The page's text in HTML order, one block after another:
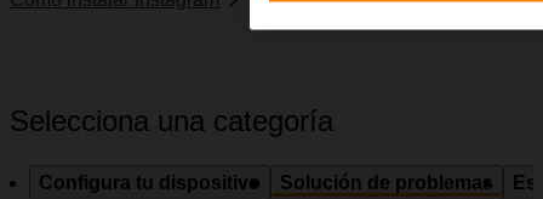
Selecciona una categoría
Configura tu dispositivo Solución de problemas